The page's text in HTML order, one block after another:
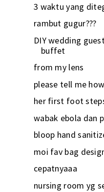
3 waktu yang
rambut gugur???
DIY wedding
buffet
from my lens
please tell me how
her first foot
wabak ebola dan
bloop hand
moi fav bag
cepatnyaaa
nursing room yg